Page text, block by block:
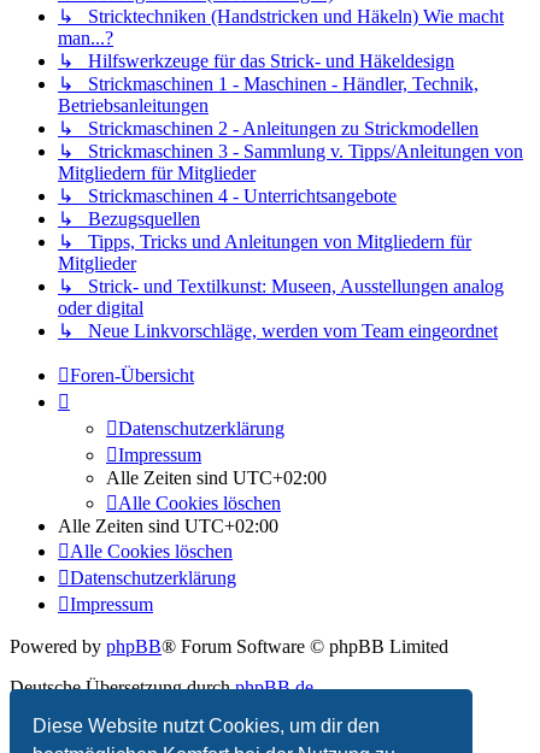
Diese Website nutzt Cookies, um dir den
↳ Stricktechniken (Handstricken und Häkeln) Wie macht
man...?
↳ Hilfswerkzeuge für das Strick- und Häkeldesign
↳ Strickmaschinen 1 - Maschinen - Händler, Technik,
Betriebsanleitungen
↳ Strickmaschinen 2 - Anleitungen zu Strickmodellen
↳ Strickmaschinen 3 - Sammlung v. Tipps/Anleitungen von
Mitgliedern für Mitglieder
↳ Strickmaschinen 4 - Unterrichtsangebote
↳ Bezugsquellen
↳ Tipps, Tricks und Anleitungen von Mitgliedern für
Mitglieder
↳ Strick- und Textilkunst: Museen, Ausstellungen analog
oder digital
↳ Neue Linkvorschläge, werden vom Team eingeordnet
Foren-Übersicht
Datenschutzerklärung
Impressum
Alle Zeiten sind UTC+02:00
Alle Cookies löschen
Alle Zeiten sind UTC+02:00
Alle Cookies löschen
Datenschutzerklärung
Impressum
Powered by phpBB® Forum Software © phpBB Limited
Deutsche Übersetzung durchphpBB.de
Datenschutz |Nutzungsbedingungen